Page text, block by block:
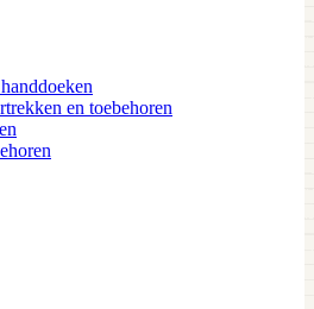
en toebehoren